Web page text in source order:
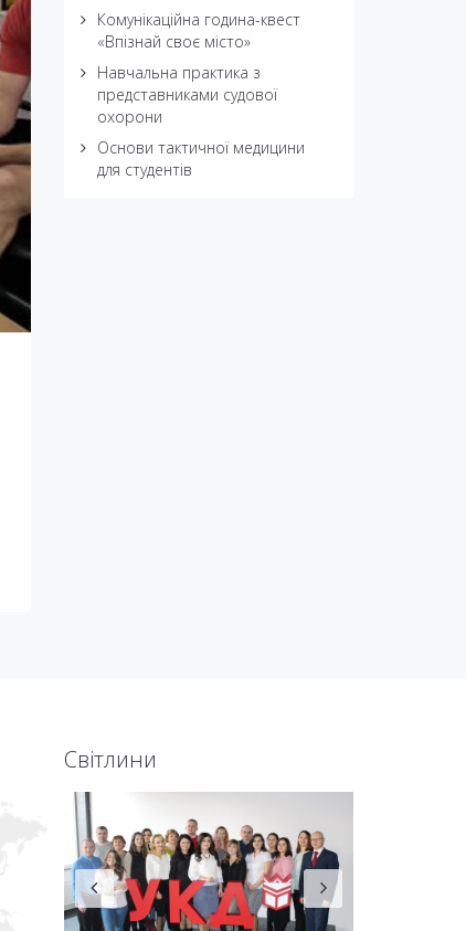
Комунікаційна година-квест
«Впізнай своє місто»
Навчальна практика з
представниками судової
охорони
Основи тактичної медицини
для студентів
Світлини